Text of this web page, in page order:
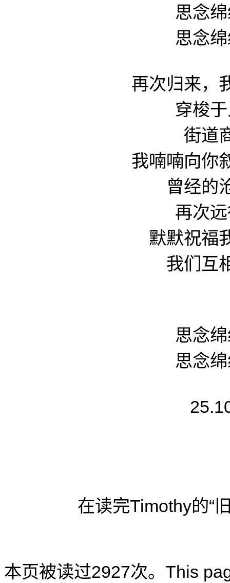
思念
思念
再次归来，
穿梭
街道
我喃喃向你
曾经的
再次
默默祝福
我们互
思念
思念
在读完Timothy的“
本页被读过2927次。This